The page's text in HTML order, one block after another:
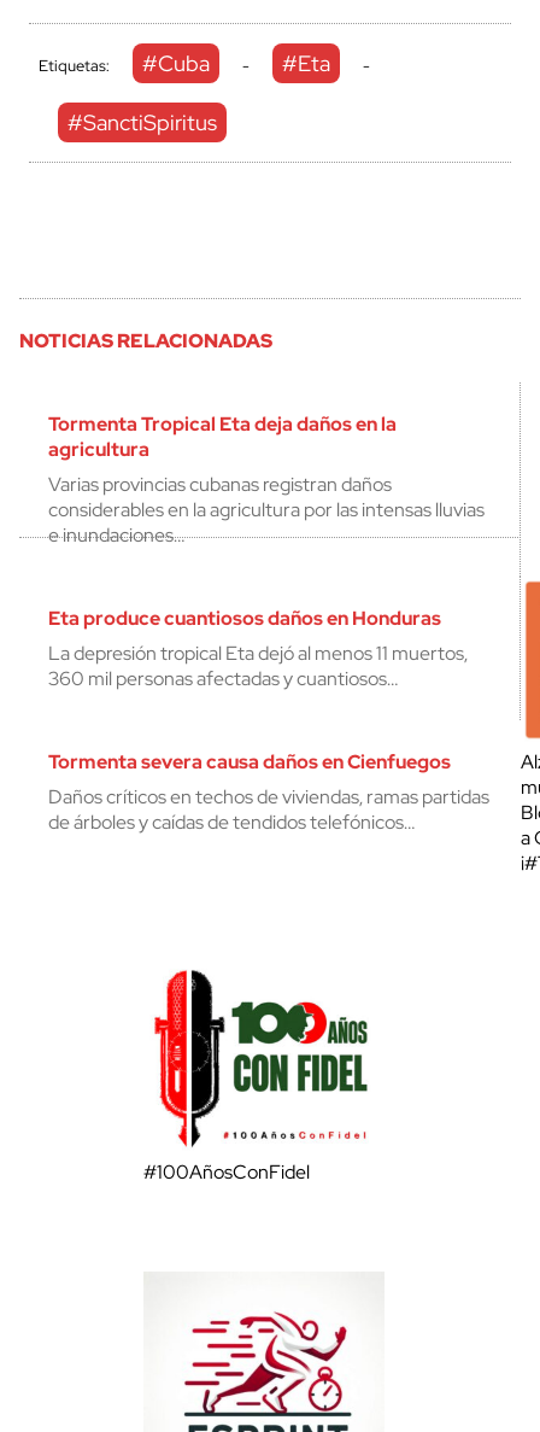
Etiquetas: #Cuba - #Eta -
#SanctiSpiritus
NOTICIAS RELACIONADAS
Tormenta Tropical Eta deja daños en la
agricultura
Varias provincias cubanas registran daños
considerables en la agricultura por las intensas lluvias
e inundaciones…
Eta produce cuantiosos daños en Honduras
La depresión tropical Eta dejó al menos 11 muertos,
360 mil personas afectadas y cuantiosos…
Tormenta severa causa daños en Cienfuegos
Daños críticos en techos de viviendas, ramas partidas
de árboles y caídas de tendidos telefónicos…
a
#100AñosConFidel